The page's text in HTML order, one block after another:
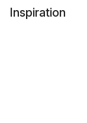
Inspiration